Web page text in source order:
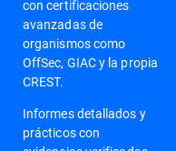
con certificaciones
avanzadas de
organismos como
OffSec, GIAC y la propia
CREST.
Informes detallados y
prácticos con